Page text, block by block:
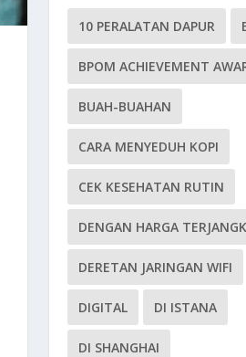
10 PERALATAN DAPUR
BPOM ACHIEVEMENT
BUAH-BUAHAN
CARA MENYEDUH KOPI
CEK KESEHATAN RUTIN
DENGAN HARGA
DERETAN JARINGAN WIFI
DIGITAL DI ISTANA
DI SHANGHAI